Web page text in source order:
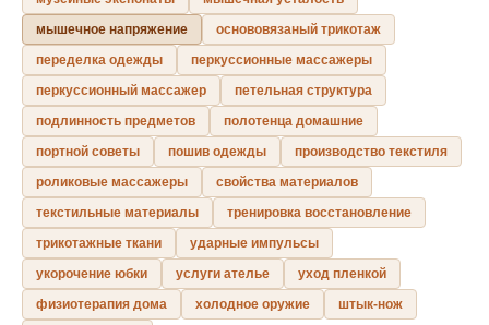
мышечное напряжение
основовязаный трикотаж
переделка одежды
перкуссионные массажеры
перкуссионный массажер
петельная структура
подлинность предметов
полотенца домашние
портной советы
пошив одежды
производство текстиля
роликовые массажеры
свойства материалов
текстильные материалы
тренировка восстановление
трикотажные ткани
ударные импульсы
укорочение юбки
услуги ателье
уход пленкой
физиотерапия дома
холодное оружие
штык-нож